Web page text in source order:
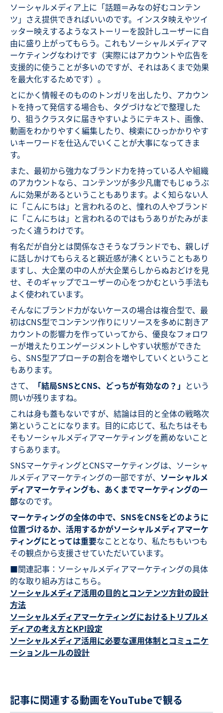
ソーシャルメディア上に「話題＝みなの好むコンテン
ツ」さえ提供できればいいのです。インスタ映えやツイ
ッター映えするようなストーリーを設計しユーザーに自
由に盛り上がってもらう。これもソーシャルメディアマ
ーケティングなわけです（実際にはアカウントや広告を
支援的に使うことが多いのですが、それはあくまで効果
を最大化するためです）。
とにかく情報そのもののトンガリを出したり、アカウン
トを持って発信する場合も、タグづけなどで整理した
り、狙うクラスタに届きやすいようにテキスト、画像、
動画をわかりやすく編集したり、検索にひっかかりやす
いキーワードを仕込んでいくことが大事になってきま
す。
また、最初から強力なブランド力を持っている人や組織
のアカウントなら、コンテンツが多少凡庸でもじゅうぶ
んに効果があるということもあります。よく知らない人
に「こんにちは」と言われるのと、憧れの人やブランド
に「こんにちは」と言われるのではもうありがたみがま
ったく違うわけです。
有名だが自分とは関係なさそうなブランドでも、親しげ
に話しかけてもらえると親近感が沸くということもあり
ますし、大企業の中の人が大企業らしからぬおどけを見
せ、そのギャップでユーザーの心をつかむという手法も
よく使われています。
そんなにブランド力がないケースの場合は複合型で、最
初はCNS型でコンテンツ作りにリソースを多めに割きア
カウントの影響力を作っていってから、優良なフォロワ
ーが増えたりエンゲージメントしやすい状態ができた
ら、SNS型アプローチの割合を増やしていくということ
もあります。
さて、
「結局SNSとCNS、どっちが有効なの？」 という
問いが残りますね。
これは身も蓋もないですが、結論は目的と全体の戦略次
第ということになります。目的に応じて、私たちはそも
そもソーシャルメディアマーケティングを薦めないこと
すらあります。
SNSマーケティングとCNSマーケティングは、ソーシャ
ルメディアマーケティングの一部ですが、 ソーシャルメ
ディアマーケティングも、あくまでマーケティングの一
部なのです。
マーケティングの全体の中で、SNSをCNSをどのように
位置づけるか、活用するかがソーシャルメディアマーケ
ティングにとっては重要なこととなり、私たちもいつも
その観点から支援させていただいています。
■関連記事：ソーシャルメディアマーケティングの具体
的な取り組み方はこちら。
ソーシャルメディア活用の目的とコンテンツ方針の設計
方法
ソーシャルメディアマーケティングにおけるトリプルメ
ディアの考え方とKPI設定
ソーシャルメディア活用に必要な運用体制とコミュニケ
ーションルールの設計
記事に関連する動画をYouTubeで観る